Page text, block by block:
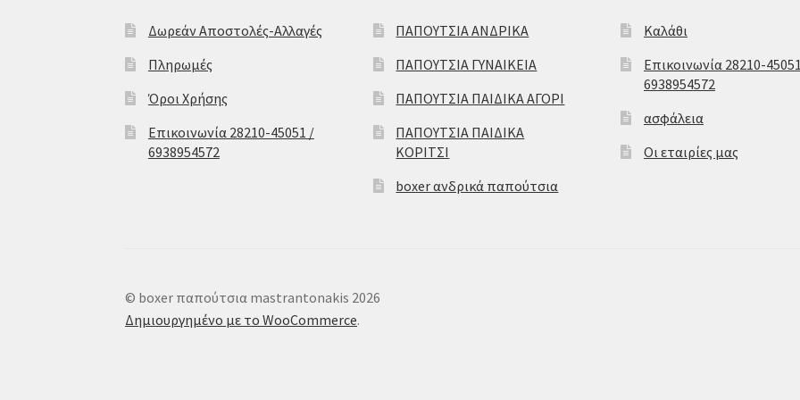
Δωρεάν Αποστολές-Αλλαγές
Πληρωμές
Όροι Χρήσης
Επικοινωνία 28210-45051 /
6938954572
ΠΑΠΟΥΤΣΙΑ ΑΝΔΡΙΚΑ
ΠΑΠΟΥΤΣΙΑ ΓΥΝΑΙΚΕΙΑ
ΠΑΠΟΥΤΣΙΑ ΠΑΙΔΙΚΑ ΑΓΟΡΙ
ΠΑΠΟΥΤΣΙΑ ΠΑΙΔΙΚΑ
ΚΟΡΙΤΣΙ
boxer ανδρικά παπούτσια
Καλάθι
Επικοινωνία 28210-
6938954572
ασφάλεια
Οι εταιρίες μας
© boxer παπούτσια mastrantonakis 2026
Δημιουργημένο με το WooCommerce.